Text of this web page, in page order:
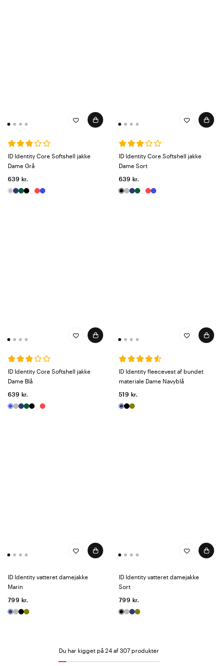
ID Identity Core Softshell jakke
Dame Grå
639 kr.
ID Identity Core Softshell jakke
Dame Sort
639 kr.
ID Identity Core Softshell jakke
Dame Blå
639 kr.
ID Identity fleecevest af bundet
materiale Dame Navyblå
519 kr.
ID Identity vatteret damejakke
Marin
799 kr.
ID Identity vatteret damejakke
Sort
799 kr.
Du har kigget på 24 af 307 produkter